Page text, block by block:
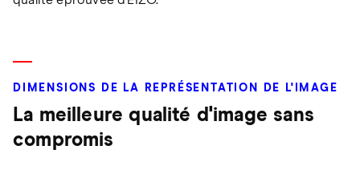
DIMENSIONS DE LA REPRÉSENTATION DE L'IMAGE
La meilleure qualité d'image sans
compromis